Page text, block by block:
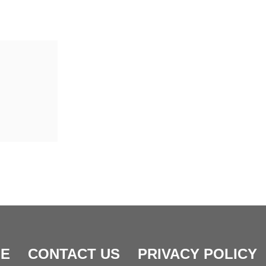
CONTACT US PRIVACY POLICY